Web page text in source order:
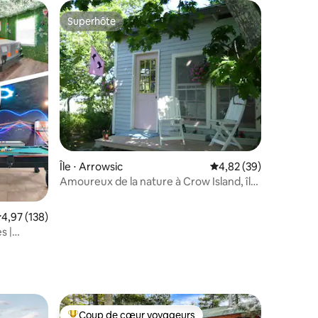
: 4,79 sur 5
appréciés
moyenne sur la base de 138 commentaires : 4,97 sur 5
4,97 (138)
|
Superhôte
Superhôte
Île ⋅ Arrowsic Évaluation moyenne
4,82 (39)
Amoureux de la nature à Crow Island, île
Coup de cœur voyageurs